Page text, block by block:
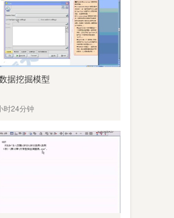
据挖掘模型
时24分钟